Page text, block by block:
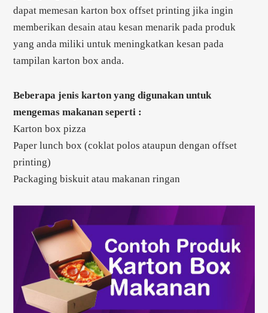
dapat memesan karton box offset printing jika ingin
memberikan desain atau kesan menarik pada produk
yang anda miliki untuk meningkatkan kesan pada
tampilan karton box anda.
Beberapa jenis karton yang digunakan untuk
mengemas makanan seperti :
Karton box pizza
Paper lunch box (coklat polos ataupun dengan offset
printing)
Packaging biskuit atau makanan ringan